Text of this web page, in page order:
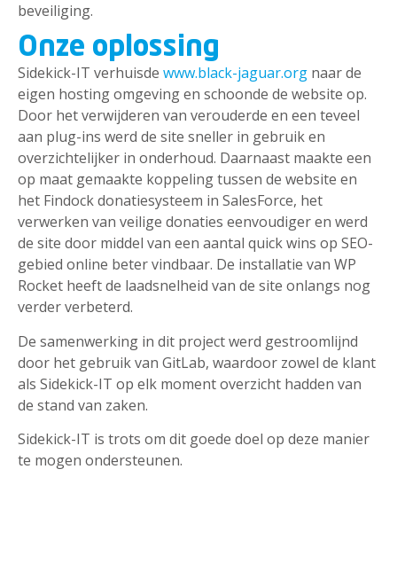
beveiliging.
Onze oplossing
Sidekick-IT verhuisde www.black-jaguar.org naar de
eigen hosting omgeving en schoonde de website op.
Door het verwijderen van verouderde en een teveel
aan plug-ins werd de site sneller in gebruik en
overzichtelijker in onderhoud. Daarnaast maakte een
op maat gemaakte koppeling tussen de website en
het Findock donatiesysteem in SalesForce, het
verwerken van veilige donaties eenvoudiger en werd
de site door middel van een aantal quick wins op SEO-
gebied online beter vindbaar. De installatie van WP
Rocket heeft de laadsnelheid van de site onlangs nog
verder verbeterd.
De samenwerking in dit project werd gestroomlijnd
door het gebruik van GitLab, waardoor zowel de klant
als Sidekick-IT op elk moment overzicht hadden van
de stand van zaken.
Sidekick-IT is trots om dit goede doel op deze manier
te mogen ondersteunen.